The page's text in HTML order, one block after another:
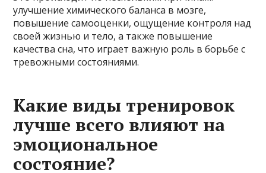
улучшение химического баланса в мозге,
повышение самооценки, ощущение контроля над
своей жизнью и тело, а также повышение
качества сна, что играет важную роль в борьбе с
тревожными состояниями.
Какие виды тренировок
лучше всего влияют на
эмоциональное
состояние?